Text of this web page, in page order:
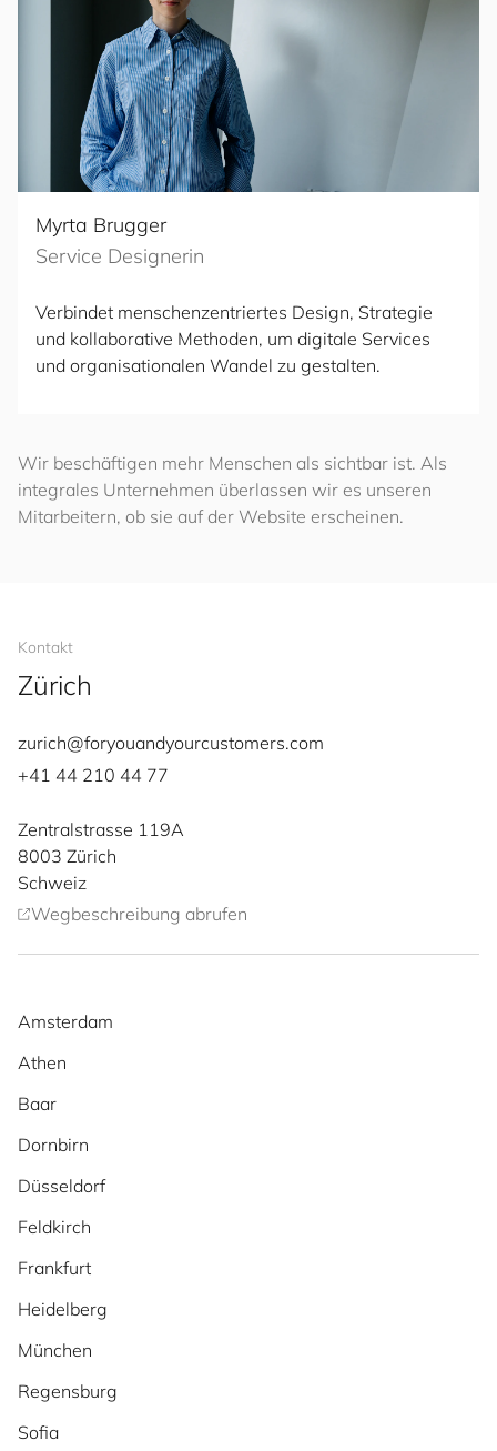
Myrta Brugger
Service Designerin
Verbindet menschenzentriertes Design, Strategie
und kollaborative Methoden, um digitale Services
und organisationalen Wandel zu gestalten.
Wir beschäftigen mehr Menschen als sichtbar ist. Als
integrales Unternehmen überlassen wir es unseren
Mitarbeitern, ob sie auf der Website erscheinen.
Kontakt
Zürich
zurich@foryouandyourcustomers.com
+41 44 210 44 77
Zentralstrasse 119A
8003 Zürich
Schweiz
Wegbeschreibung abrufen
Amsterdam
Athen
Baar
Dornbirn
Düsseldorf
Feldkirch
Frankfurt
Heidelberg
München
Regensburg
Sofia